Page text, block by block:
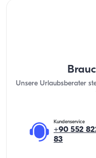
Unsere Urlaubsberater
Kundenservice
+90 552
83